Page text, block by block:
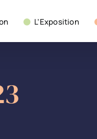
L’Exposition